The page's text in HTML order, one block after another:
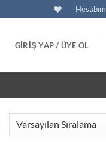
Hesabım
GIRIŞ YAP / ÜYE OL